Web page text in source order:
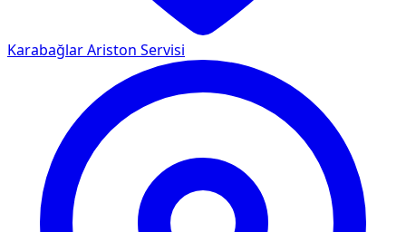
KarabağlarAriston Servisi